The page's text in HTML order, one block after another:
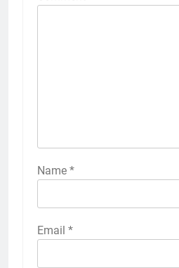
Name *
Email *